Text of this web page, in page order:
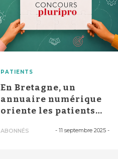
PATIENTS
En Bretagne, un
annuaire numérique
oriente les patients
ABONNÉS - 11 septembre 2025 -